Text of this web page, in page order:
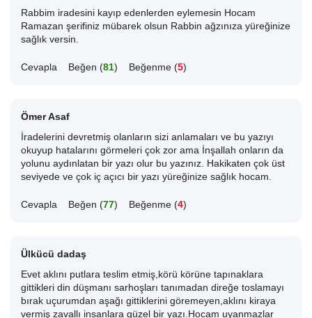
Rabbim iradesini kayıp edenlerden eylemesin Hocam
Ramazan şerifiniz mübarek olsun Rabbin ağzınıza yüreğinize
sağlık versin.
Cevapla Beğen (81) Beğenme (5)
Ömer Asaf
İradelerini devretmiş olanların sizi anlamaları ve bu yazıyı
okuyup hatalarını görmeleri çok zor ama İnşallah onların da
yolunu aydınlatan bir yazı olur bu yazınız. Hakikaten çok üst
seviyede ve çok iç açıcı bir yazı yüreğinize sağlık hocam.
Cevapla Beğen (77) Beğenme (4)
Ülkücü dadaş
Evet aklını putlara teslim etmiş,körü körüne tapınaklara
gittikleri din düşmanı sarhoşları tanımadan direğe toslamayı
bırak uçurumdan aşağı gittiklerini göremeyen,aklını kiraya
vermiş zavallı insanlara güzel bir yazı.Hocam uyanmazlar